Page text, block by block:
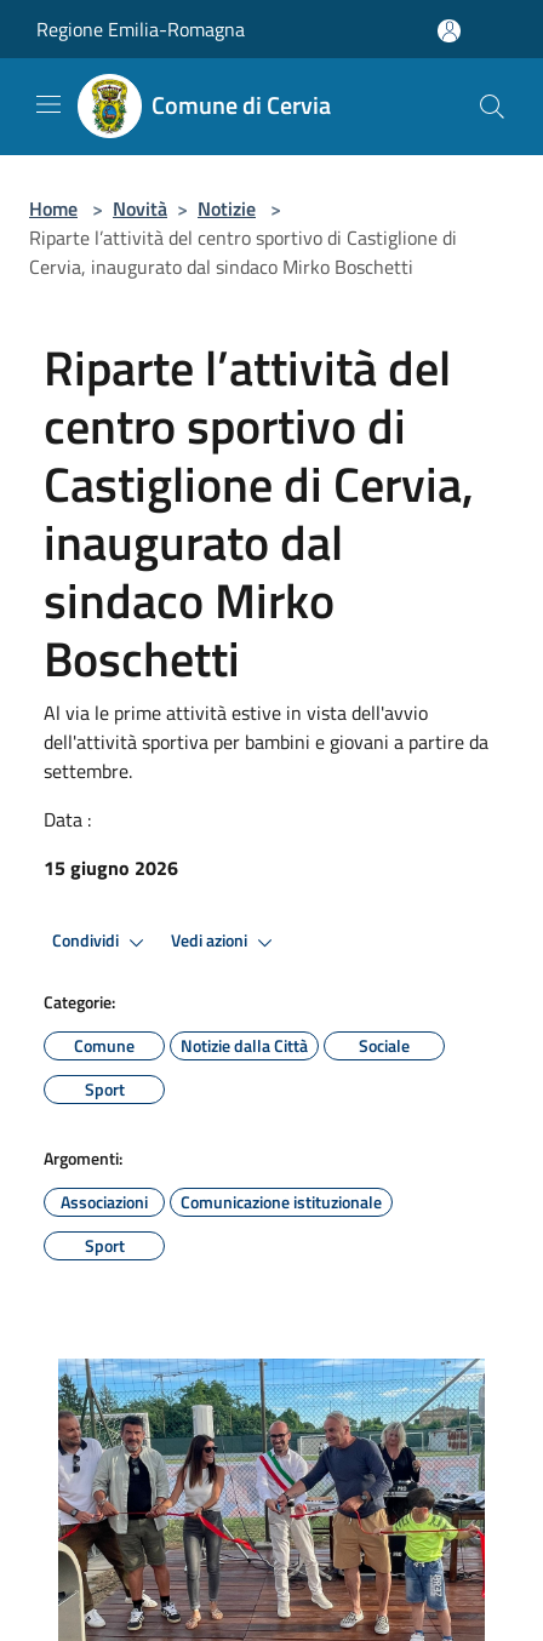
Regione Emilia-Romagna
Comune di Cervia
Home > Novità > Notizie >
Riparte l’attività del centro sportivo di Castiglione di
Cervia, inaugurato dal sindaco Mirko Boschetti
Riparte l’attività del
centro sportivo di
Castiglione di Cervia,
inaugurato dal
sindaco Mirko
Boschetti
Al via le prime attività estive in vista dell'avvio
dell'attività sportiva per bambini e giovani a partire da
settembre.
Data :
15 giugno 2026
Condividi Vedi azioni
Categorie:
Comune
Notizie dalla Città
Sociale
Sport
Argomenti:
Associazioni
Comunicazione istituzionale
Sport